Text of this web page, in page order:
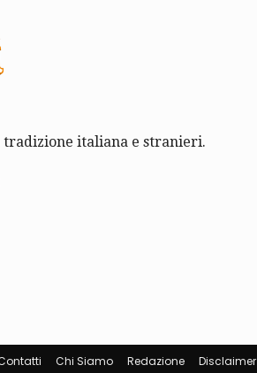
italiana e stranieri.
Chi Siamo Redazione Disclaimer